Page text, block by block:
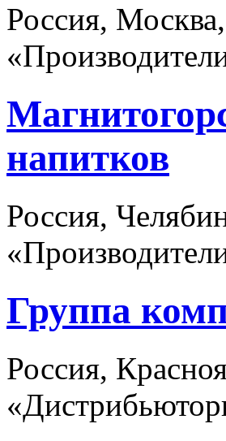
Россия,
напитков
Россия,
Группа
Россия,